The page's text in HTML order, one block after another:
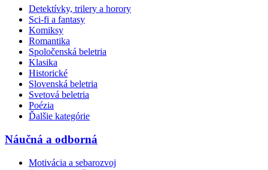
Detektívky, trilery a horory
Sci-fi a fantasy
Komiksy
Romantika
Spoločenská beletria
Klasika
Historické
Slovenská beletria
Svetová beletria
Poézia
Ďalšie kategórie
Náučná a odborná
Motivácia a sebarozvoj